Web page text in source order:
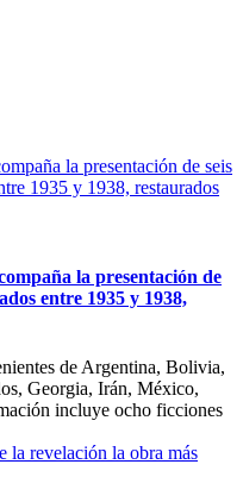
la presentación de
entre 1935 y 1938,
de Argentina, Bolivia,
Georgia, Irán, México,
incluye ocho ficciones